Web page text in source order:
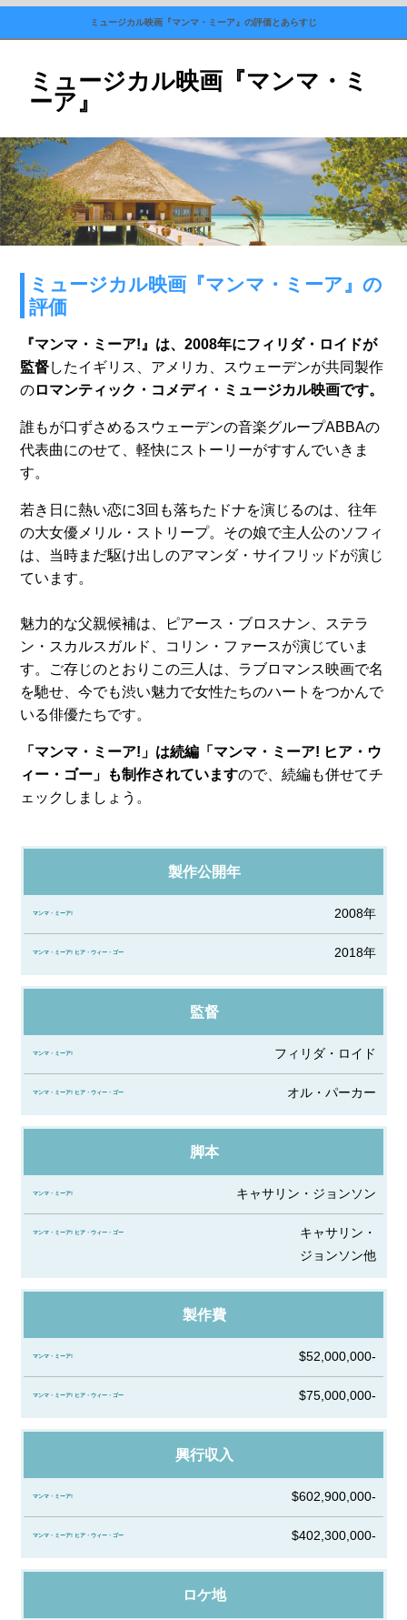
ミュージカル映画『マンマ・ミーア』の評価とあらすじ
ミュージカル映画『マンマ・ミ
ーア』
ミュージカル映画『マンマ・ミーア』の
評価
『マンマ・ミーア!』は、2008年にフィリダ・ロイドが
監督したイギリス、アメリカ、スウェーデンが共同製作
のロマンティック・コメディ・ミュージカル映画です。
誰もが口ずさめるスウェーデンの音楽グループABBAの
代表曲にのせて、軽快にストーリーがすすんでいきま
す。
若き日に熱い恋に3回も落ちたドナを演じるのは、往年
の大女優メリル・ストリープ。その娘で主人公のソフィ
は、当時まだ駆け出しのアマンダ・サイフリッドが演じ
ています。
魅力的な父親候補は、ピアース・ブロスナン、ステラ
ン・スカルスガルド、コリン・ファースが演じていま
す。ご存じのとおりこの三人は、ラブロマンス映画で名
を馳せ、今でも渋い魅力で女性たちのハートをつかんで
いる俳優たちです。
「マンマ・ミーア!」は続編「マンマ・ミーア! ヒア・ウ
ィー・ゴー」も制作されていますので、続編も併せてチ
ェックしましょう。
ン
マ・
ミ
ー
マ・
ミ
ウ
ゴ
製作公開年
2008年
2018年
監督
フィリダ・ロイド
オル・パーカー
脚本
キャサリン・ジョンソン
キャサリン・
ジョンソン他
製作費
$52,000,000-
$75,000,000-
興行収入
$602,900,000-
$402,300,000-
ロケ地